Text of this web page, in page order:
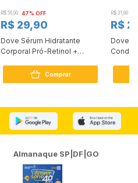
R$ 56,90 47% OFF
R$ 29,90
Dove Sérum Hidratante
Corporal Pró-Retinol +
Comprar
R$ 31,90
R$
Dove
Almanaque SP|DF|GO